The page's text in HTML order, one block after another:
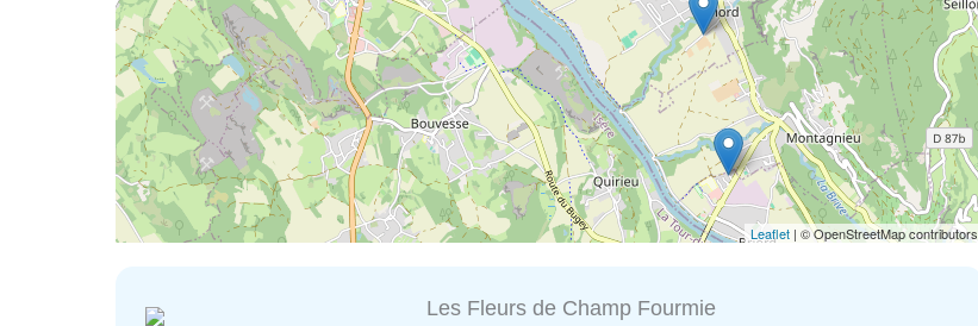
Leaflet | © OpenStreetMap contributors
Les Fleurs de Champ Fourmie